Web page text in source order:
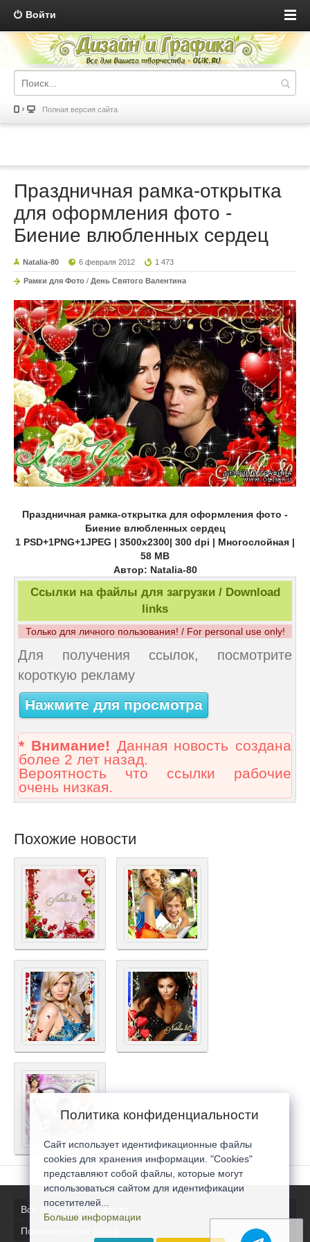
Войти
Полная версия сайта
Праздничная рамка-открытка
для оформления фото -
Биение влюбленных сердец
Natalia-80 6 февраля 2012 1 473
Рамки для Фото / День Святого Валентина
Праздничная рамка-открытка для оформления фото -
Биение влюбленных сердец
1 PSD+1PNG+1JPEG | 3500х2300| 300 dpi | Многослойная |
58 MB
Автор: Natalia-80
Ссылки на файлы для загрузки / Download
links
Только для личного пользования! / For personal use only!
Для получения ссылок, посмотрите
короткую рекламу
Нажмите для просмотра
* Внимание! Данная новость создана
более 2 лет назад.
Вероятность что ссылки рабочие
очень низкая.
Похожие новости
Все последние новости
Полная версия сайта
Политика конфиденциальности
Сайт использует идентификационные файлы
cookies для хранения информации. "Cookies"
представляют собой файлы, которые могут
использоваться сайтом для идентификации
посетителей...
Больше информации